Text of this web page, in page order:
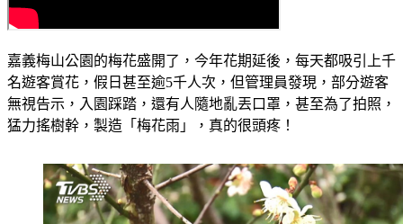
名遊客賞花，假日甚至逾5千人次，但管理員發現，部分遊客
無視告示，入園踩踏，還有人隨地亂丟口罩，甚至為了拍照，
猛力搖樹幹，製造「梅花雨」，真的很頭疼！